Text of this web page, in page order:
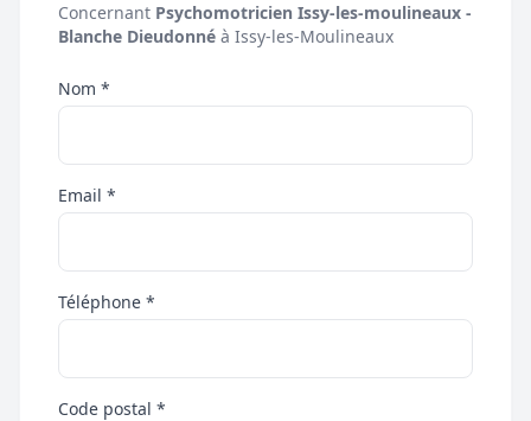
Concernant Psychomotricien Issy-les-moulineaux -
Blanche Dieudonné à Issy-les-Moulineaux
Nom *
Email *
Téléphone *
Code postal *